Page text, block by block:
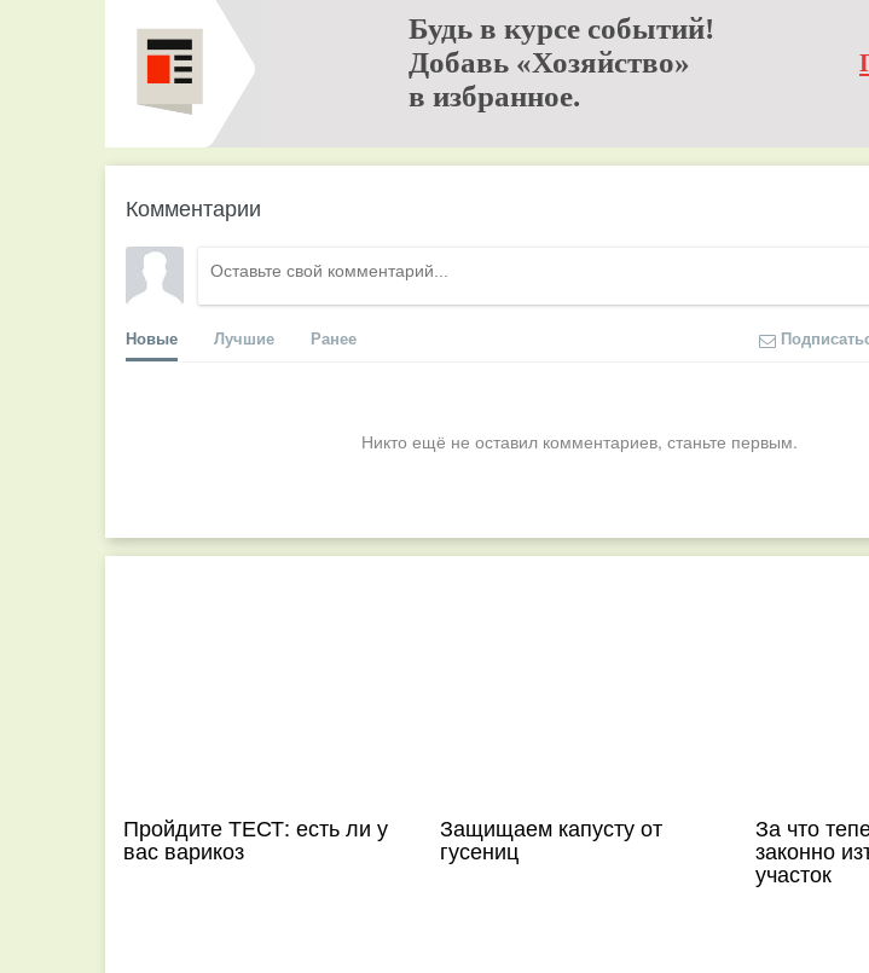
Будь в курсе событий!
Добавь «Хозяйство»
в избранное.
Комментарии
Новые Лучшие Ранее
Никто ещё не оставил комментариев, станьте первым.
Пройдите ТЕСТ: есть ли у
вас варикоз
Защищаем капусту от
гусениц
За что
законно
участок